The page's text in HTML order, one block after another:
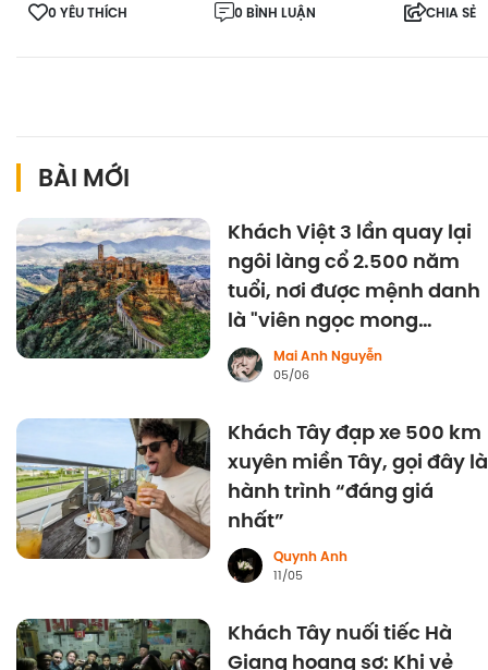
0 YÊU THÍCH 0 BÌNH LUẬN CHIA SẺ
BÀI MỚI
Khách Việt 3 lần quay lại
ngôi làng cổ 2.500 năm
tuổi, nơi được mệnh danh
là "viên ngọc mong
manh" của Italy
Mai Anh Nguyễn
05/06
Khách Tây đạp xe 500 km
xuyên miền Tây, gọi đây là
hành trình “đáng giá
nhất”
Quynh Anh
11/05
Khách Tây nuối tiếc Hà
Giang hoang sơ: Khi vẻ